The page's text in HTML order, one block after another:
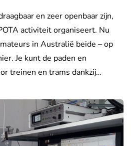
en zeer openbaar zijn,
activiteit organiseert. Nu
in Australië beide – op
Je kunt de paden en
treinen en trams dankzij…